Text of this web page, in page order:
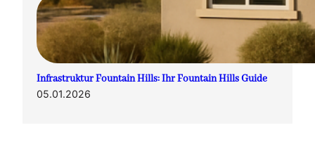
Infrastruktur Fountain Hills: Ihr Fountain Hills Guide
05.01.2026